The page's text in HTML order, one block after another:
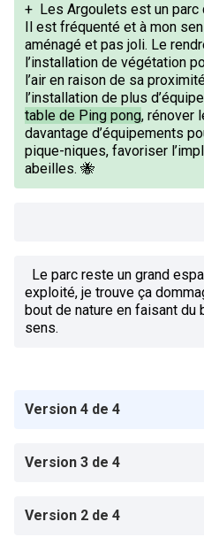
+ Les Argoulets est un parc
Il est fréquenté et à mon
aménagé et pas joli. Le
l’installation de végétation
l’air en raison de sa
l’installation de plus
table de Ping pong, rénover
davantage d’équipements
pique-niques, favoriser
abeilles. 🐝
Le parc reste un grand
exploité, je trouve ça
bout de nature en faisant du
sens.
Version 4 de 4
Version 3 de 4
Version 2 de 4